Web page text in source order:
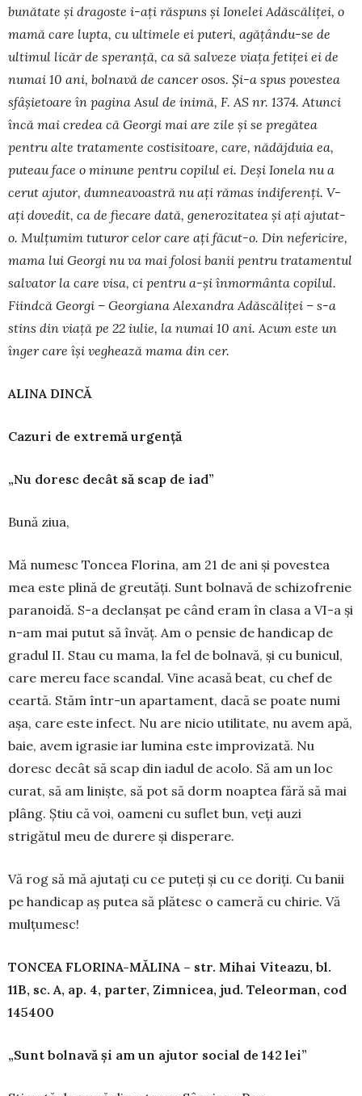
bunătate și dragoste i-ați răs­puns și Ionelei Adăscăliței, o
ma­mă care lupta, cu ultimele ei pu­teri, agățându-se de
ultimul licăr de speranță, ca să salveze viața fe­tiței ei de
numai 10 ani, bolnavă de cancer osos. Și-a spus po­vestea
sfâ­șietoare în pagina Asul de ini­mă, F. AS nr. 1374. Atunci
încă mai credea că Georgi mai are zile și se pregătea
pentru alte tra­ta­mente costisitoare, care, nădăjduia ea,
puteau fa­ce o minune pentru copilul ei. Deși Io­ne­la nu a
ce­­rut ajutor, dumneavoastră nu ați rămas indi­ferenți. V-
ați dovedit, ca de fiecare dată, gene­rozitatea și ați ajutat-
o. Mulțumim tuturor celor care ați făcut-o. Din nefericire,
mama lui Georgi nu va mai fo­losi banii pentru tratamentul
salvator la care vi­sa, ci pentru a-și înmormânta copilul.
Fiindcă Georgi – Georgiana Alexandra Adăs­căliței – s-a
stins din viață pe 22 iulie, la nu­mai 10 ani. Acum este un
înger care își veghează mama din cer.
ALINA DINCĂ
Cazuri de extremă urgență
„Nu doresc decât să scap de iad”
Bună ziua,
Mă numesc Toncea Florina, am 21 de ani și po­vestea
mea este plină de greutăți. Sunt bolnavă de schi­zofrenie
paranoidă. S-a declanșat pe când eram în clasa a VI-a și
n-am mai putut să învăț. Am o pen­sie de handicap de
gradul II. Stau cu mama, la fel de bolnavă, și cu bunicul,
care mereu face scan­dal. Vine acasă beat, cu chef de
ceartă. Stăm într-un apartament, dacă se poate numi
așa, care este in­fect. Nu are nicio utilitate, nu avem apă,
baie, a­vem igrasie iar lumina este improvizată. Nu
doresc decât să scap din iadul de acolo. Să am un loc
curat, să am liniște, să pot să dorm noaptea fără să mai
plâng. Știu că voi, oameni cu suflet bun, veți auzi
strigătul meu de durere și disperare.
Vă rog să mă ajutați cu ce puteți și cu ce doriți. Cu banii
pe handicap aș putea să plătesc o cameră cu chirie. Vă
mulțumesc!
TONCEA FLORINA-MĂLINA – str. Mihai Viteazu, bl.
11B, sc. A, ap. 4, parter, Zimnicea, jud. Teleorman, cod
145400
„Sunt bolnavă și am un ajutor social de 142 lei”